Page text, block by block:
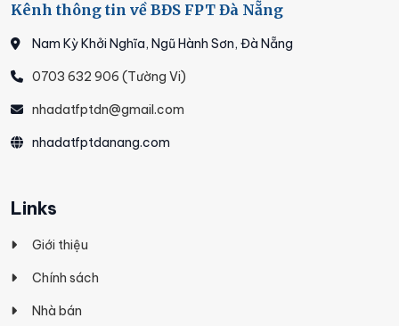
Kênh thông tin về BĐS FPT Đà Nẵng
Nam Kỳ Khởi Nghĩa, Ngũ Hành Sơn, Đà Nẵng
0703 632 906 (Tường Vi)
nhadatfptdn@gmail.com
nhadatfptdanang.com
Links
Giới thiệu
Chính sách
Nhà bán